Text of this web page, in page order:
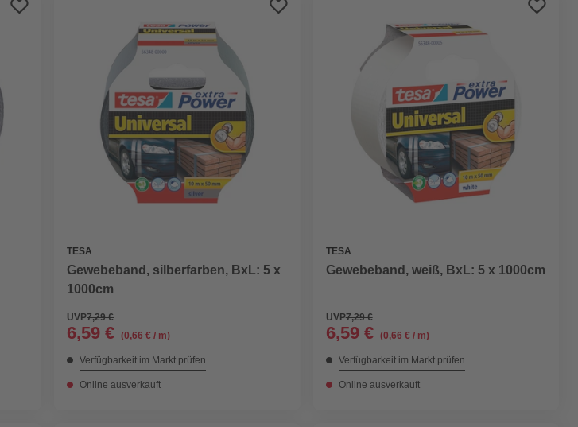
Preis absteigend
TESA
Gewebeband, silberfarben, BxL: 5 x
1000cm
UVP7,29 €
6,59 € (0,66 € / m)
Verfügbarkeit im Markt prüfen
Online ausverkauft
TESA
Gewebeband, weiß, BxL: 5 x 1000cm
UVP7,29 €
6,59 € (0,66 € / m)
Verfügbarkeit im Markt prüfen
Online ausverkauft